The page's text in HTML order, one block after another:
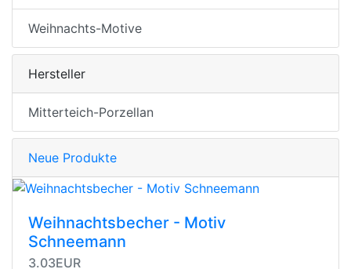
Weihnachts-Motive
Hersteller
Mitterteich-Porzellan
Neue Produkte
Weihnachtsbecher - Motiv
Schneemann
3.03EUR